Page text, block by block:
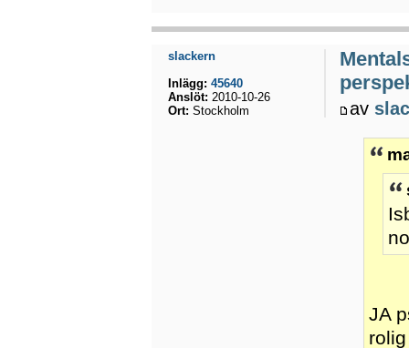
av
JA
slackern
Inlägg: 45640
Anslöt: 2010-10-26
Ort: Stockholm